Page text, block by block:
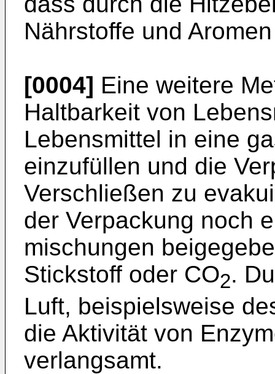
Nährstoffe und
[0004] Eine weitere
Haltbarkeit von
Lebensmittel in eine
einzufüllen und die
Verschließen zu
der Verpackung noch
mischungen
Stickstoff oder CO2.
Luft, beispielsweise
die Aktivität von
verlangsamt.